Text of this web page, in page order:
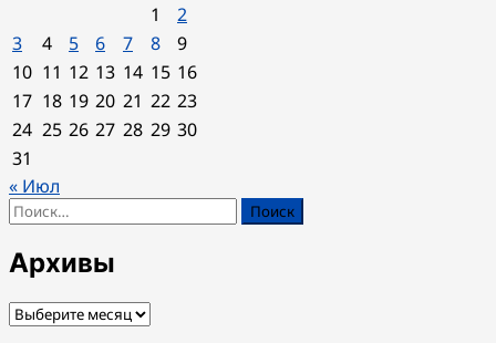
1
2
3
4 5 6 7 8
9
10 11 12 13 14 15 16
17 18 19 20 21 22 23
24 25 26 27 28 29 30
31
« Июл
Найти:
Архивы
Архивы